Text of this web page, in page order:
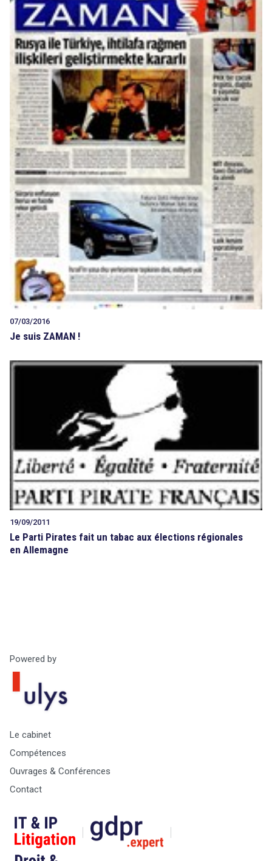
07/03/2016
Je suis ZAMAN !
19/09/2011
Le Parti Pirates fait un tabac aux élections régionales
en Allemagne
Powered by
Le cabinet
Compétences
Ouvrages & Conférences
Contact